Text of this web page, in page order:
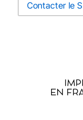
Contacter le